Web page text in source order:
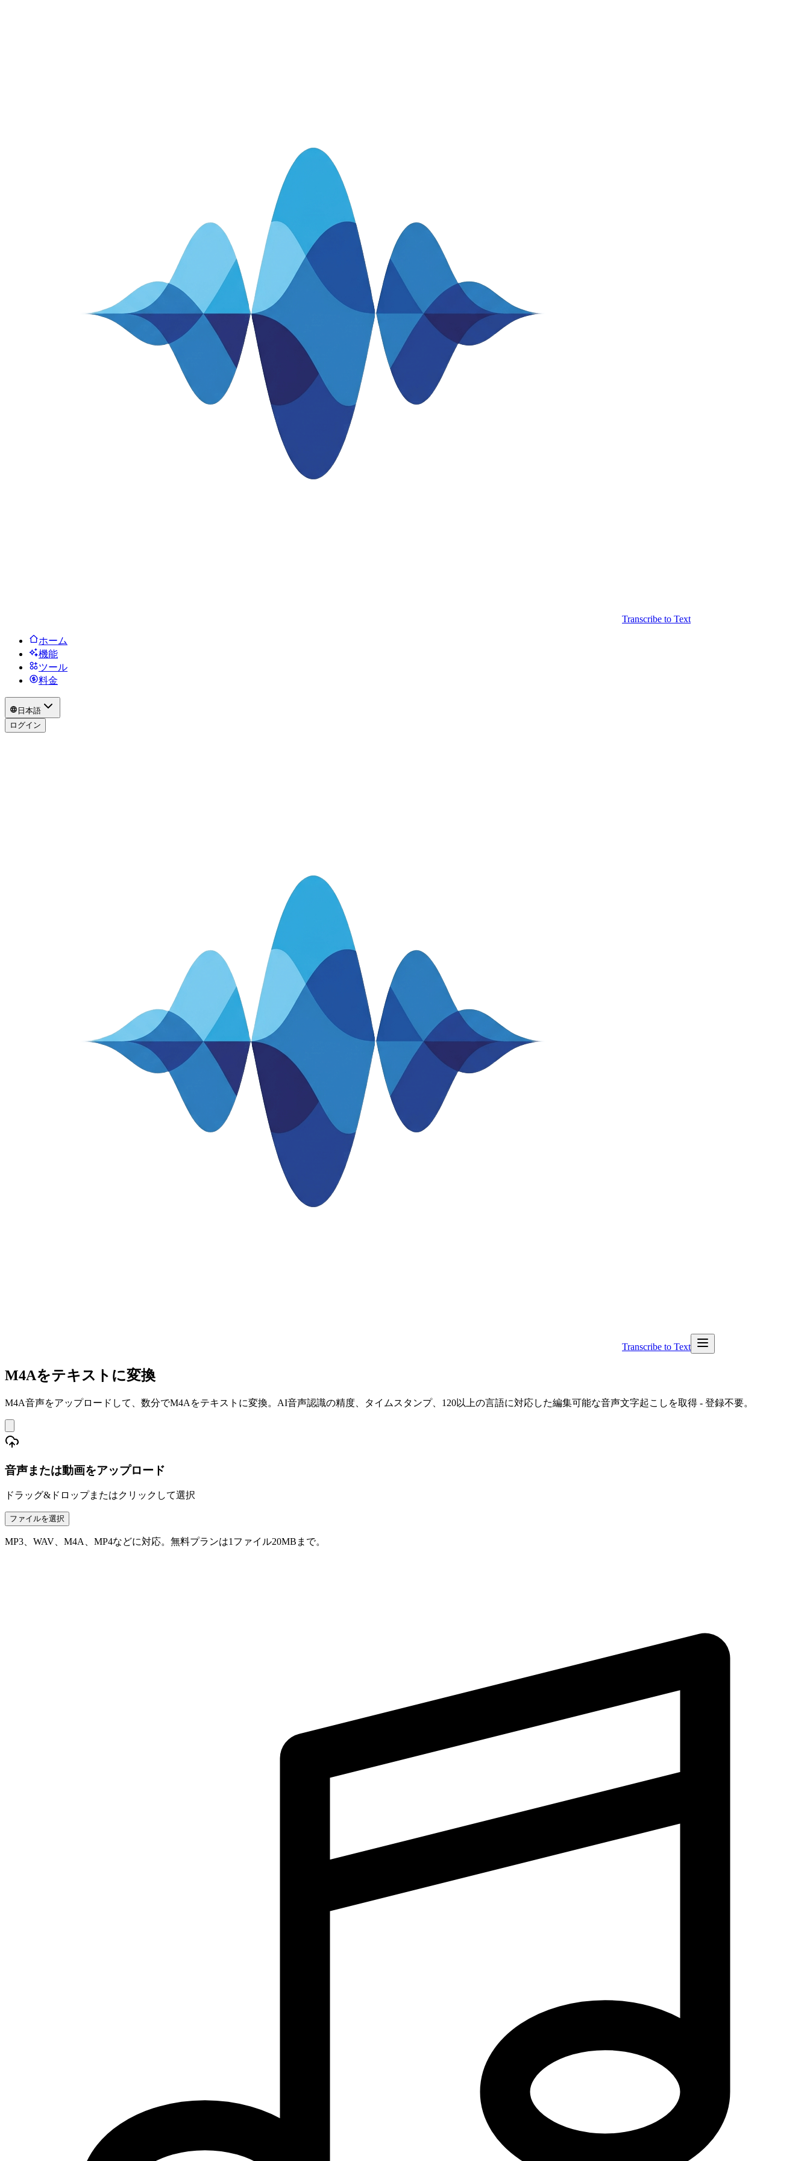
Transcribe to Text
ホーム
機能
ツール
料金
日本語
ログイン
Transcribe to Text
M4Aをテキストに変換
M4A音声をアップロードして、数分でM4Aをテキストに変換。AI音声認識の精度、タイムスタンプ、120以上の言語に対応した編集可能な音声文字起こしを取得 - 登録不要。
音声または動画をアップロード
ドラッグ&ドロップまたはクリックして選択
ファイルを選択
MP3、WAV、M4A、MP4などに対応。無料プランは1ファイル20MBまで。